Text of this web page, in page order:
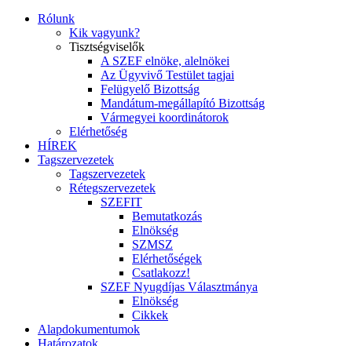
Rólunk
Kik vagyunk?
Tisztségviselők
A SZEF elnöke, alelnökei
Az Ügyvivő Testület tagjai
Felügyelő Bizottság
Mandátum-megállapító Bizottság
Vármegyei koordinátorok
Elérhetőség
HÍREK
Tagszervezetek
Tagszervezetek
Rétegszervezetek
SZEFIT
Bemutatkozás
Elnökség
SZMSZ
Elérhetőségek
Csatlakozz!
SZEF Nyugdíjas Választmánya
Elnökség
Cikkek
Alapdokumentumok